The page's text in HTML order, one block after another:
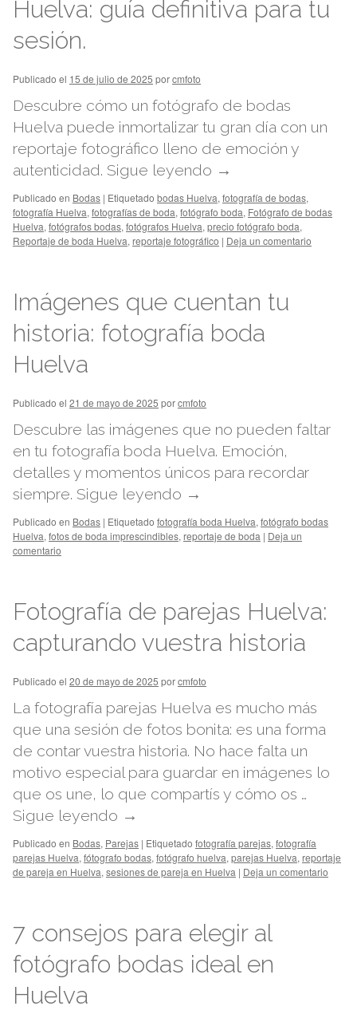
Huelva: guía definitiva para tu
sesión.
Publicado el 15 de julio de 2025 porcmfoto
Descubre cómo un fotógrafo de bodas
Huelva puede inmortalizar tu gran día con un
reportaje fotográfico lleno de emoción y
autenticidad. Sigue leyendo →
Publicado en Bodas | Etiquetado bodas Huelva, fotografía de bodas,
fotografía Huelva, fotografías de boda, fotógrafo boda, Fotógrafo de bodas
Huelva, fotógrafos bodas, fotógrafos Huelva, precio fotógrafo boda,
Reportaje de boda Huelva, reportaje fotográfico | Deja un comentario
Imágenes que cuentan tu
historia: fotografía boda
Huelva
Publicado el 21 de mayo de 2025 porcmfoto
Descubre las imágenes que no pueden faltar
en tu fotografía boda Huelva. Emoción,
detalles y momentos únicos para recordar
siempre. Sigue leyendo →
Publicado en Bodas | Etiquetado fotografía boda Huelva, fotógrafo bodas
Huelva, fotos de boda imprescindibles, reportaje de boda | Deja un
comentario
Fotografía de parejas Huelva:
capturando vuestra historia
Publicado el 20 de mayo de 2025 porcmfoto
La fotografía parejas Huelva es mucho más
que una sesión de fotos bonita: es una forma
de contar vuestra historia. No hace falta un
motivo especial para guardar en imágenes lo
que os une, lo que compartís y cómo os …
Sigue leyendo →
Publicado en Bodas, Parejas | Etiquetado fotografía parejas, fotografía
parejas Huelva, fótografo bodas, fotógrafo huelva, parejas Huelva, reportaje
de pareja en Huelva, sesiones de pareja en Huelva | Deja un comentario
7 consejos para elegir al
fotógrafo bodas ideal en
Huelva